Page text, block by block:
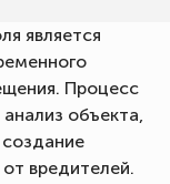
является
Процесс
объекта,
вредителей.